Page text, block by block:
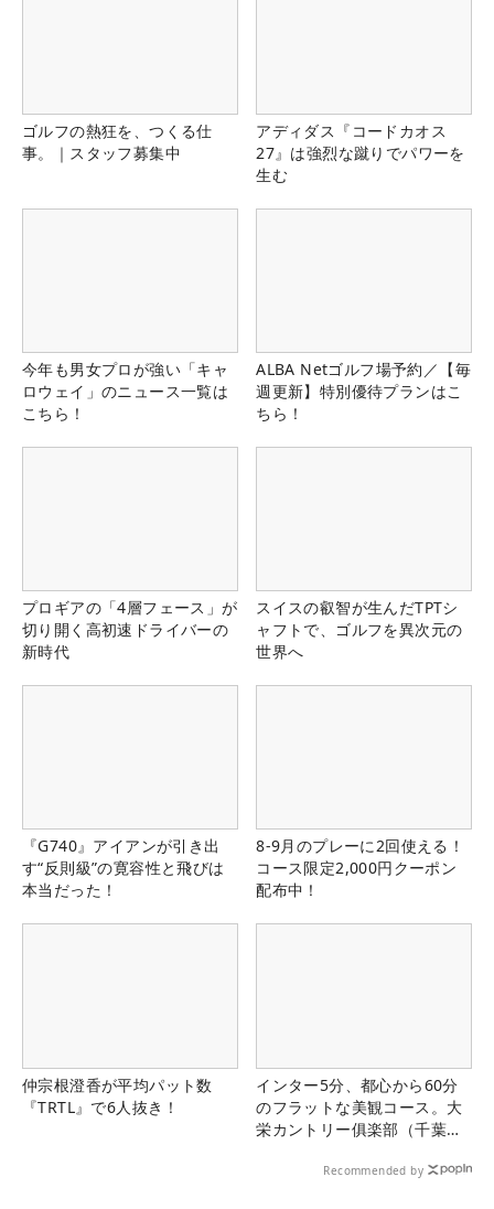
ゴルフの熱狂を、つくる仕
事。｜スタッフ募集中
アディダス『コードカオス
27』は強烈な蹴りでパワーを
生む
今年も男女プロが強い「キャ
ロウェイ」のニュース一覧は
こちら！
ALBA Netゴルフ場予約／【毎
週更新】特別優待プランはこ
ちら！
プロギアの「4層フェース」が
切り開く高初速ドライバーの
新時代
スイスの叡智が生んだTPTシ
ャフトで、ゴルフを異次元の
世界へ
『G740』アイアンが引き出
す“反則級”の寛容性と飛びは
本当だった！
8-9月のプレーに2回使える！
コース限定2,000円クーポン
配布中！
仲宗根澄香が平均パット数
『TRTL』で6人抜き！
インター5分、都心から60分
のフラットな美観コース。大
栄カントリー俱楽部（千葉
Recommended by